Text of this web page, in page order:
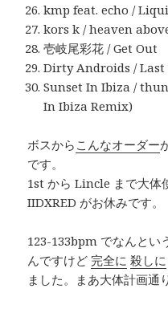
kmp feat. echo /
kors k / heaven
壱岐尾彩花 / Get Out
Dirty Androids /
Sunset In Ibiza /
In Ibiza Remix)
ボスから こんなオーダー
です。
1st から Lincle まで大体
IIDXRED がお休みです。
123-133bpm でなんとい
んですけど 完全に 殺しに
ました。まあ大体計画通